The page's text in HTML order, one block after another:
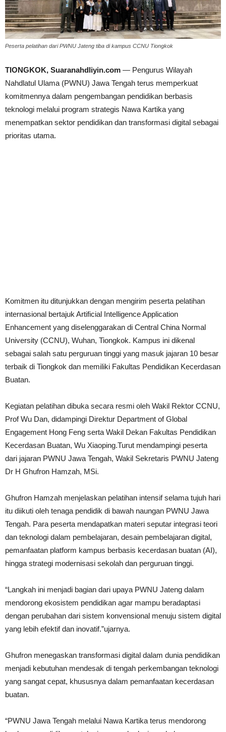
Peserta pelatihan dari PWNU Jateng tiba di kampus CCNU Tiongkok
TIONGKOK, Suaranahdliyin.com — Pengurus Wilayah
Nahdlatul Ulama (PWNU) Jawa Tengah terus memperkuat
komitmennya dalam pengembangan pendidikan berbasis
teknologi melalui program strategis Nawa Kartika yang
menempatkan sektor pendidikan dan transformasi digital sebagai
prioritas utama.
Komitmen itu ditunjukkan dengan mengirim peserta pelatihan
internasional bertajuk Artificial Intelligence Application
Enhancement yang diselenggarakan di Central China Normal
University (CCNU), Wuhan, Tiongkok. Kampus ini dikenal
sebagai salah satu perguruan tinggi yang masuk jajaran 10 besar
terbaik di Tiongkok dan memiliki Fakultas Pendidikan Kecerdasan
Buatan.
Kegiatan pelatihan dibuka secara resmi oleh Wakil Rektor CCNU,
Prof Wu Dan, didampingi Direktur Department of Global
Engagement Hong Feng serta Wakil Dekan Fakultas Pendidikan
Kecerdasan Buatan, Wu Xiaoping.Turut mendampingi peserta
dari jajaran PWNU Jawa Tengah, Wakil Sekretaris PWNU Jateng
Dr H Ghufron Hamzah, MSi.
Ghufron Hamzah menjelaskan pelatihan intensif selama tujuh hari
itu diikuti oleh tenaga pendidik di bawah naungan PWNU Jawa
Tengah. Para peserta mendapatkan materi seputar integrasi teori
dan teknologi dalam pembelajaran, desain pembelajaran digital,
pemanfaatan platform kampus berbasis kecerdasan buatan (AI),
hingga strategi modernisasi sekolah dan perguruan tinggi.
“Langkah ini menjadi bagian dari upaya PWNU Jateng dalam
mendorong ekosistem pendidikan agar mampu beradaptasi
dengan perubahan dari sistem konvensional menuju sistem digital
yang lebih efektif dan inovatif.”ujarnya.
Ghufron menegaskan transformasi digital dalam dunia pendidikan
menjadi kebutuhan mendesak di tengah perkembangan teknologi
yang sangat cepat, khususnya dalam pemanfaatan kecerdasan
buatan.
“PWNU Jawa Tengah melalui Nawa Kartika terus mendorong